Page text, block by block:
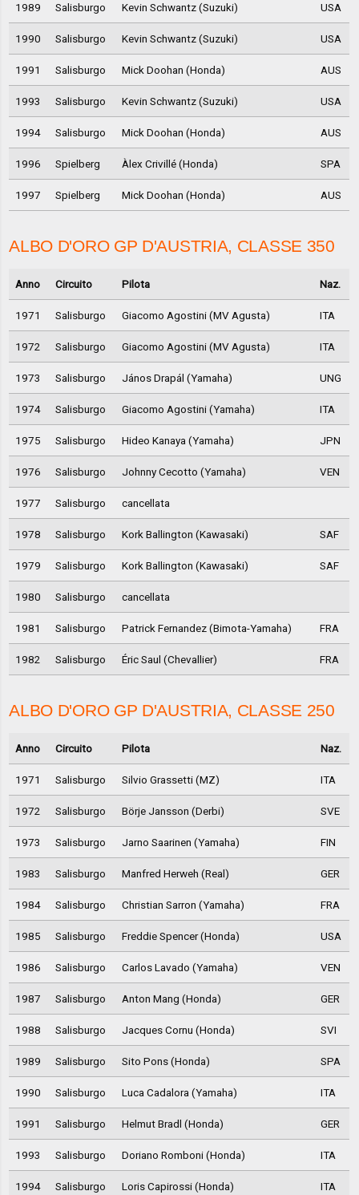
1989 Salisburgo Kevin Schwantz (Suzuki) USA
1990 Salisburgo Kevin Schwantz (Suzuki) USA
1991 Salisburgo Mick Doohan (Honda) AUS
1993 Salisburgo Kevin Schwantz (Suzuki) USA
1994 Salisburgo Mick Doohan (Honda) AUS
1996 Spielberg Àlex Crivillé (Honda) SPA
1997 Spielberg Mick Doohan (Honda) AUS
ALBO D'ORO GP D'AUSTRIA, CLASSE 350
Anno Circuito Pilota Naz.
1971 Salisburgo Giacomo Agostini (MV Agusta) ITA
1972 Salisburgo Giacomo Agostini (MV Agusta) ITA
1973 Salisburgo János Drapál (Yamaha) UNG
1974 Salisburgo Giacomo Agostini (Yamaha) ITA
1975 Salisburgo Hideo Kanaya (Yamaha) JPN
1976 Salisburgo Johnny Cecotto (Yamaha) VEN
1977 Salisburgo cancellata
1978 Salisburgo Kork Ballington (Kawasaki) SAF
1979 Salisburgo Kork Ballington (Kawasaki) SAF
1980 Salisburgo cancellata
1981 Salisburgo Patrick Fernandez (Bimota-Yamaha) FRA
1982 Salisburgo Éric Saul (Chevallier) FRA
ALBO D'ORO GP D'AUSTRIA, CLASSE 250
Anno Circuito Pilota Naz.
1971 Salisburgo Silvio Grassetti (MZ) ITA
1972 Salisburgo Börje Jansson (Derbi) SVE
1973 Salisburgo Jarno Saarinen (Yamaha) FIN
1983 Salisburgo Manfred Herweh (Real) GER
1984 Salisburgo Christian Sarron (Yamaha) FRA
1985 Salisburgo Freddie Spencer (Honda) USA
1986 Salisburgo Carlos Lavado (Yamaha) VEN
1987 Salisburgo Anton Mang (Honda) GER
1988 Salisburgo Jacques Cornu (Honda) SVI
1989 Salisburgo Sito Pons (Honda) SPA
1990 Salisburgo Luca Cadalora (Yamaha) ITA
1991 Salisburgo Helmut Bradl (Honda) GER
1993 Salisburgo Doriano Romboni (Honda) ITA
1994 Salisburgo Loris Capirossi (Honda) ITA